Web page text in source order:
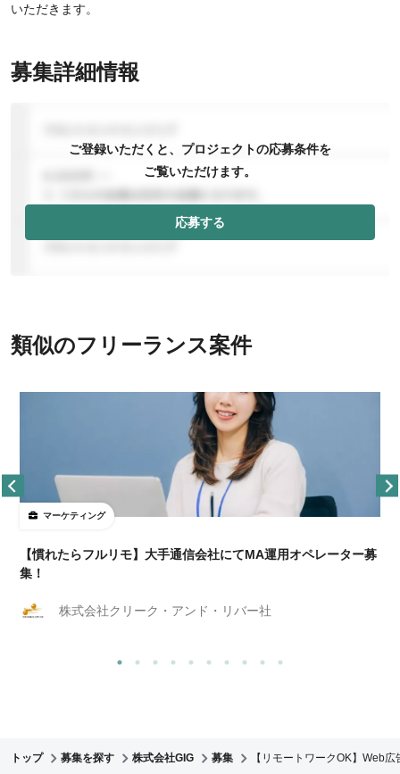
いただきます。
募集詳細情報
ご登録いただくと、プロジェクトの応募条件を
ご覧いただけます。
応募する
類似のフリーランス案件
マーケティング
【慣れたらフルリモ】大手通信会社にてMA運用オペレーター募
集！
株式会社クリーク・アンド・リバー社
トップ 募集を探す 株式会社GIG 募集 【リモートワークOK】Web